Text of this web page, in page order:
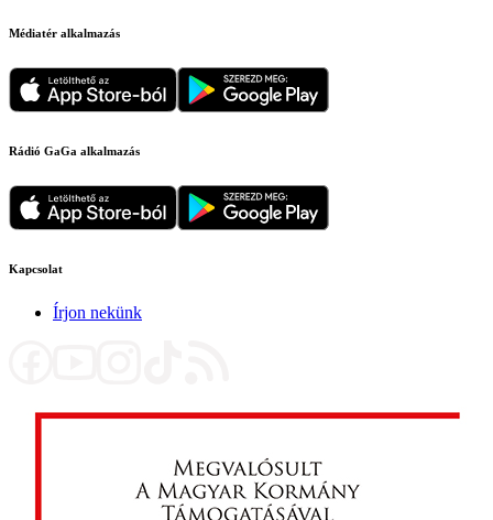
Médiatér alkalmazás
Rádió GaGa alkalmazás
Kapcsolat
Írjon nekünk